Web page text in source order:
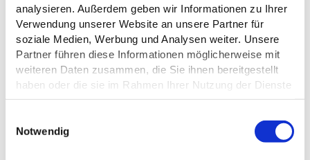
analysieren. Außerdem geben wir Informationen zu Ihrer
Verwendung unserer Website an unsere Partner für
soziale Medien, Werbung und Analysen weiter. Unsere
Partner führen diese Informationen möglicherweise mit
weiteren Daten zusammen, die Sie ihnen bereitgestellt
haben oder die sie im Rahmen Ihrer Nutzung der Dienste
gesammelt haben.
Datenschutz
Notwendig
ÖFFNUNGSZEITEN
ZAHLUNGSMÖGLICHKEITEN